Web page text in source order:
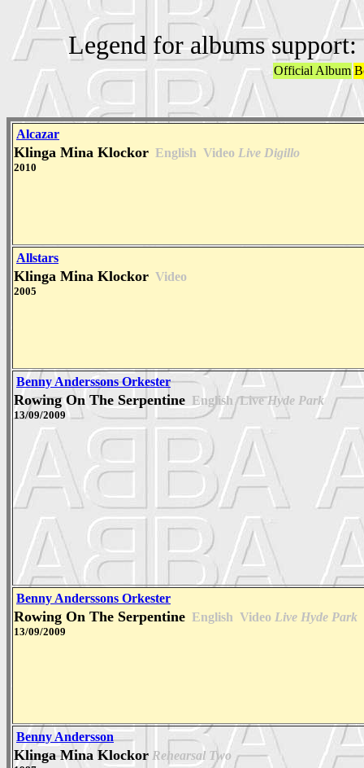
Legend for albums support:
Official Album
Alcazar
Klinga Mina Klockor English Video Live Digillo
2010
Allstars
Klinga Mina Klockor Video
2005
Benny Anderssons Orkester
Rowing On The Serpentine English Live Hyde Park
13/09/2009
Benny Anderssons Orkester
Rowing On The Serpentine English Video Live Hyde Park
13/09/2009
Benny Andersson
Klinga Mina Klockor Rehearsal Two